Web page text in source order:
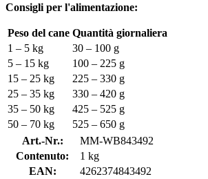
Consigli per l'alimentazione:
Peso del cane Quantità giornaliera
1 – 5 kg
30 – 100 g
5 – 15 kg
100 – 225 g
15 – 25 kg
225 – 330 g
25 – 35 kg
330 – 420 g
35 – 50 kg
425 – 525 g
50 – 70 kg
525 – 650 g
Art.-Nr.:
MM-WB843492
Contenuto:
1 kg
EAN:
4262374843492